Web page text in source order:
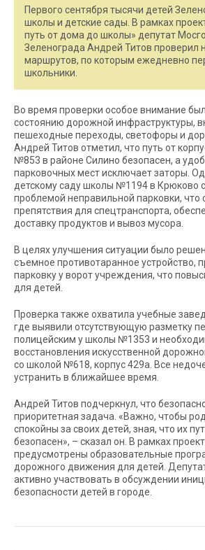
Первого сентября тысячи детей
школы и детские сады. В рамках
путь от дома до школы» депутат
Зеленограда Андрей Титов проверил
маршрутов, по которым ежедневно
школьники.
Во время проверки особое внимание
состоянию дорожной инфраструктуры,
пешеходные переходы, светофоры и
Андрей Титов отметил, что путь от
№853 в районе Силино безопасен, а
парковочных мест исключает заторы.
детскому саду школы №1194 в Крюково
проблемой неправильной парковки, что
препятствия для спецтранспорта,
доставку продуктов и вывоз мусора.
В целях улучшения ситуации было
съемное противотаранное
парковку у ворот учреждения, что
для детей.
Проверка также охватила учебные
где выявили отсутствующую разметку
полицейским у школы №1353 и
восстановления искусственной
со школой №618, корпус 429а. Все
устранить в ближайшее время.
Андрей Титов подчеркнул, что
приоритетная задача. «Важно, чтобы
спокойны за своих детей, зная, что их
безопасен», – сказал он. В рамках
предусмотрены образовательные
дорожного движения для детей.
активно участвовать в обсуждении
безопасности детей в городе.